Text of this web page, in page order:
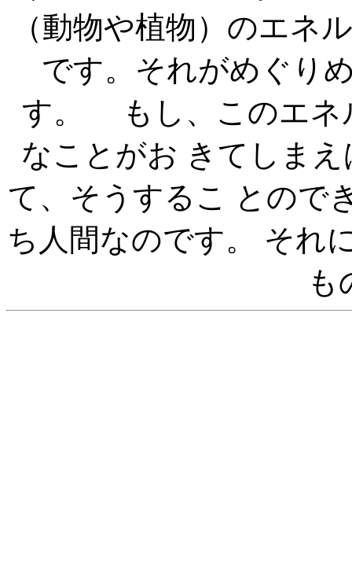
（動物や植物）のエネ
です。それがめぐり
す。 もし、このエネ
なことがお きてしま
て、そうするこ とので
ち人間なのです。 それ
も